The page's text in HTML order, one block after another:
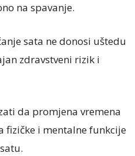
na spavanje.
sata ne donosi uštedu
zdravstveni rizik i
da promjena vremena
fizičke i mentalne funkcije